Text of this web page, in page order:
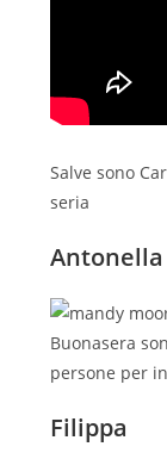
Salve sono
seria
Antonella
Buonasera
persone per
Filippa